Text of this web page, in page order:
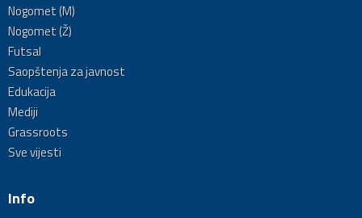
Nogomet (M)
Nogomet (Ž)
Futsal
Saopštenja za javnost
Edukacija
Mediji
Grassroots
Sve vijesti
Info